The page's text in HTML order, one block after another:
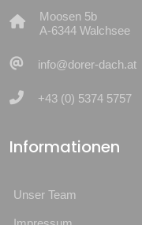
Moosen 5b
A-6344 Walchsee
info@dorer-dach.at
+43 (0) 5374 5757
Informationen
Unser Team